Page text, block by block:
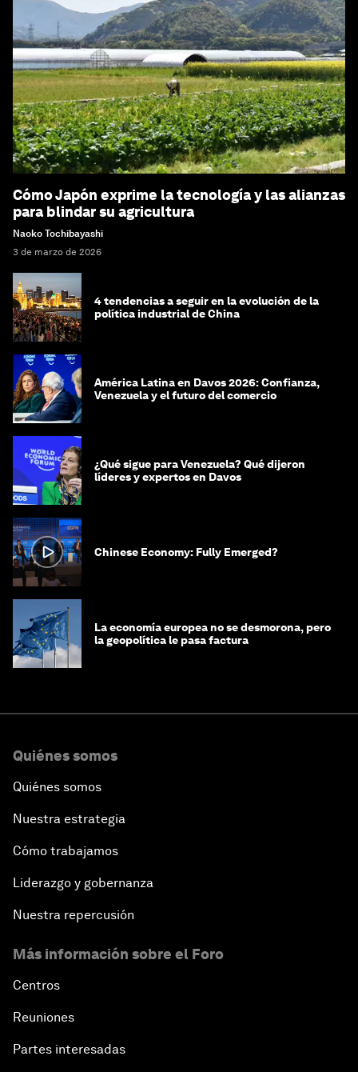
Cómo Japón exprime la tecnología y las alianzas
para blindar su agricultura
Naoko Tochibayashi
3 de marzo de 2026
4 tendencias a seguir en la evolución de la
política industrial de China
América Latina en Davos 2026: Confianza,
Venezuela y el futuro del comercio
¿Qué sigue para Venezuela? Qué dijeron
líderes y expertos en Davos
Chinese Economy: Fully Emerged?
La economía europea no se desmorona, pero
la geopolítica le pasa factura
Quiénes somos
Quiénes somos
Nuestra estrategia
Cómo trabajamos
Liderazgo y gobernanza
Nuestra repercusión
Más información sobre el Foro
Centros
Reuniones
Partes interesadas